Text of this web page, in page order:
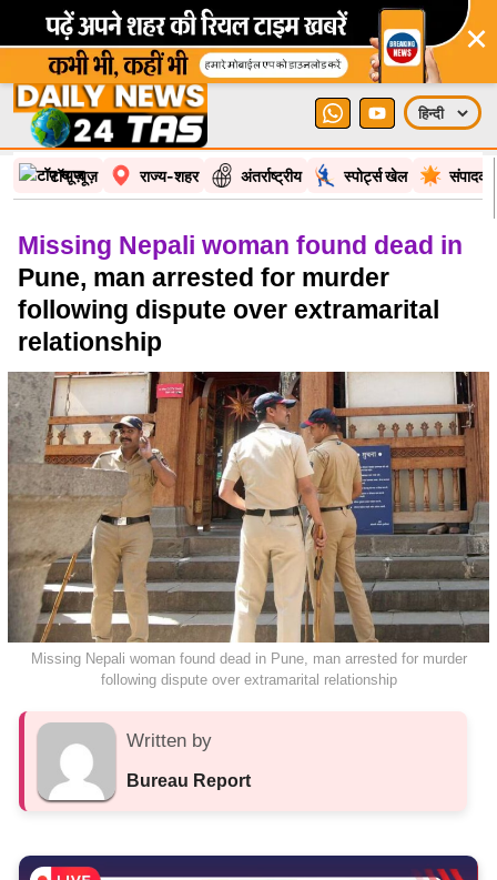
×
टॉप न्यूज़ राज्य-शहर अंतर्राष्ट्रीय स्पोर्ट्स खेल
Missing Nepali woman found dead in
Pune, man arrested for murder
following dispute over extramarital
relationship
Missing Nepali woman found dead in Pune, man arrested for murder
following dispute over extramarital relationship
Written by
Bureau Report